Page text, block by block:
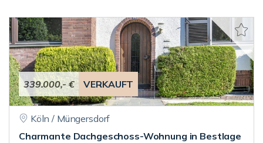
339.000,- € VERKAUFT
Köln / Müngersdorf
Charmante Dachgeschoss-Wohnung in Bestlage